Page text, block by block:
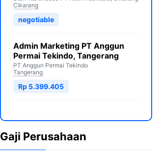
Cikarang
negotiable
Admin Marketing PT Anggun
Permai Tekindo, Tangerang
PT Anggun Permai Tekindo
Tangerang
Rp 5.399.405
Gaji Perusahaan